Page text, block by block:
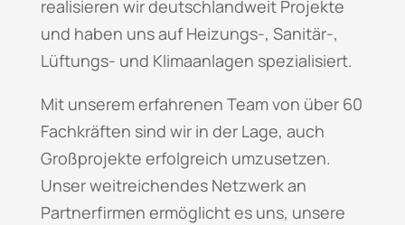
realisieren wir deutschlandweit Projekte
und haben uns auf Heizungs-, Sanitär-,
Lüftungs- und Klimaanlagen spezialisiert.
Mit unserem erfahrenen Team von über 60
Fachkräften sind wir in der Lage, auch
Großprojekte erfolgreich umzusetzen.
Unser weitreichendes Netzwerk an
Partnerfirmen ermöglicht es uns, unsere